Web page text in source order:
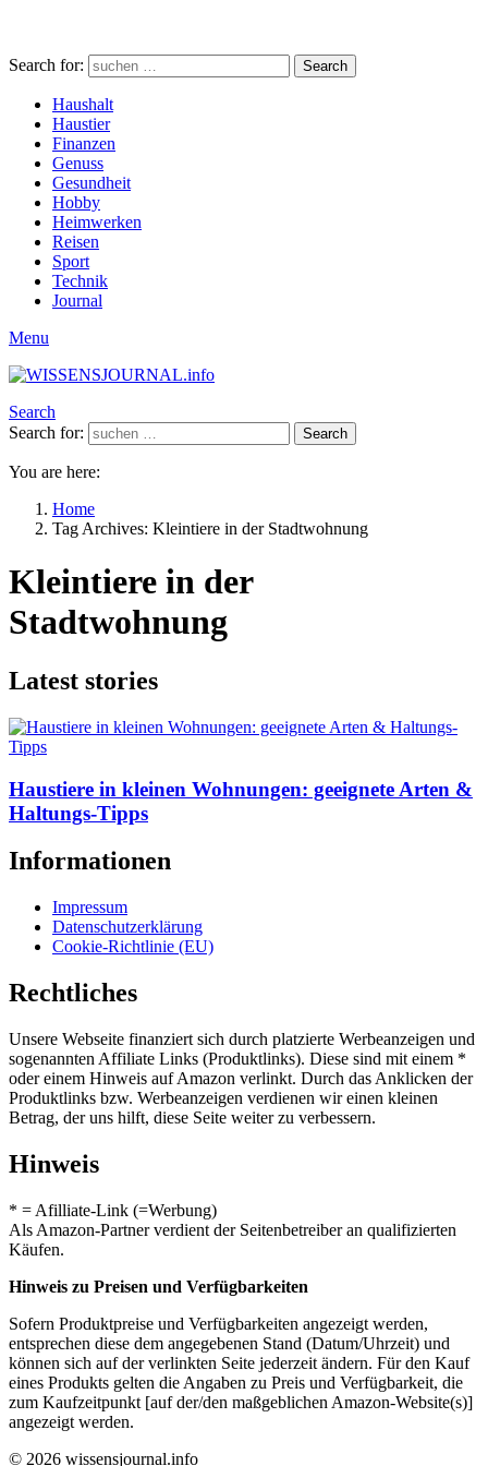
Search for: Search
Haushalt
Haustier
Finanzen
Genuss
Gesundheit
Hobby
Heimwerken
Reisen
Sport
Technik
Journal
Menu
Search
Search for:
Search
You are here:
Home
Tag Archives: Kleintiere in der Stadtwohnung
Kleintiere in der
Stadtwohnung
Latest stories
Haustiere in kleinen Wohnungen: geeignete Arten &
Haltungs-Tipps
Informationen
Impressum
Datenschutzerklärung
Cookie-Richtlinie (EU)
Rechtliches
Unsere Webseite finanziert sich durch platzierte Werbeanzeigen und
sogenannten Affiliate Links (Produktlinks). Diese sind mit einem *
oder einem Hinweis auf Amazon verlinkt. Durch das Anklicken der
Produktlinks bzw. Werbeanzeigen verdienen wir einen kleinen
Betrag, der uns hilft, diese Seite weiter zu verbessern.
Hinweis
* = Afilliate-Link (=Werbung)
Als Amazon-Partner verdient der Seitenbetreiber an qualifizierten
Käufen.
Hinweis zu Preisen und Verfügbarkeiten
Sofern Produktpreise und Verfügbarkeiten angezeigt werden,
entsprechen diese dem angegebenen Stand (Datum/Uhrzeit) und
können sich auf der verlinkten Seite jederzeit ändern. Für den Kauf
eines Produkts gelten die Angaben zu Preis und Verfügbarkeit, die
zum Kaufzeitpunkt [auf der/den maßgeblichen Amazon-Website(s)]
angezeigt werden.
© 2026 wissensjournal.info